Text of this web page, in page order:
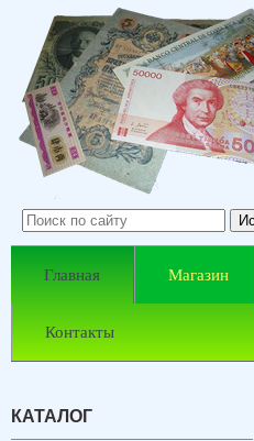
Главная Магазин
Контакты
КАТАЛОГ